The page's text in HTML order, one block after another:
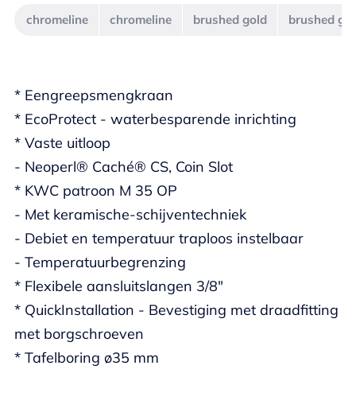
* Eengreepsmengkraan
* EcoProtect - waterbesparende inrichting
* Vaste uitloop
- Neoperl® Caché® CS, Coin Slot
* KWC patroon M 35 OP
- Met keramische-schijventechniek
- Debiet en temperatuur traploos instelbaar
- Temperatuurbegrenzing
* Flexibele aansluitslangen 3/8"
* QuickInstallation - Bevestiging met draadfitting
met borgschroeven
* Tafelboring ø35 mm
chromeline chromeline brushed gold brushed